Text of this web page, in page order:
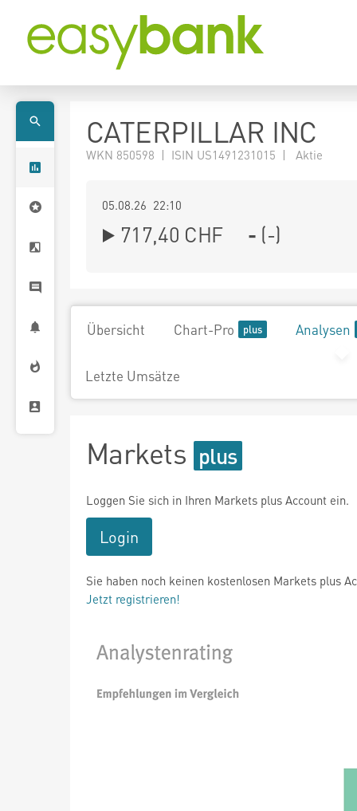
CATERPILLAR INC
WKN 850598 | ISIN US1491231015 | Aktie
05.08.26 22:10
717,40 CHF - (-)
Übersicht Chart-Pro Analysen
Letzte Umsätze
Markets
Loggen Sie sich in Ihren Markets plus Account ein.
Login
Sie haben noch keinen kostenlosen Markets plus
Jetzt registrieren!